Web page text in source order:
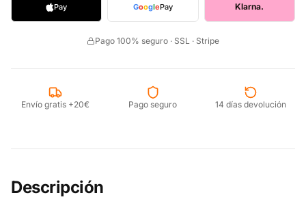
Pay GooglePay Klarna.
Pago 100% seguro · SSL · Stripe
Envío gratis +20€ Pago seguro 14 días devolución
Descripción